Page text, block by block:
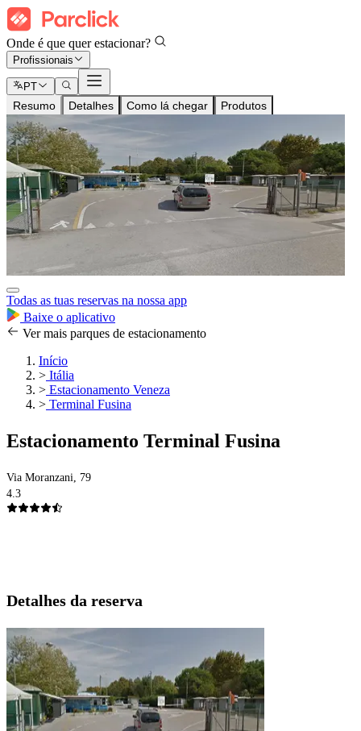
Onde é que quer estacionar?
Profissionais
PT
Resumo Detalhes Como lá chegar Produtos
Todas as tuas reservas na nossa app
Baixe o aplicativo
Ver mais parques de estacionamento
Início
> Itália
> Estacionamento Veneza
> Terminal Fusina
Estacionamento Terminal Fusina
Via Moranzani, 79
4.3
Detalhes da reserva